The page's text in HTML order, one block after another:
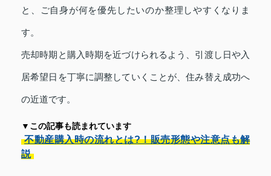
と、ご自身が何を優先したいのか整理しやすくなりま
す。
売却時期と購入時期を近づけられるよう、引渡し日や入
居希望日を丁寧に調整していくことが、住み替え成功へ
の近道です。
▼この記事も読まれています
不動産購入時の流れとは?！販売形態や注意点も解
説